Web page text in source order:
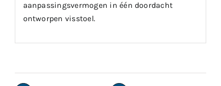
aanpassingsvermogen in één doordacht
ontworpen visstoel.